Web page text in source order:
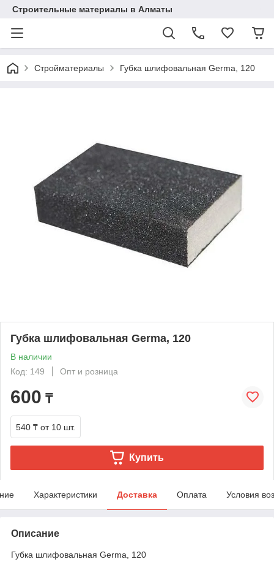
Строительные материалы в Алматы
Стройматериалы Губка шлифовальная Germa, 120
Губка шлифовальная Germa, 120
В наличии
Код: 149
Опт и розница
600 ₸
540 ₸ от 10 шт.
Купить
Характеристики Доставка Оплата Условия
Описание
Губка шлифовальная Germa, 120